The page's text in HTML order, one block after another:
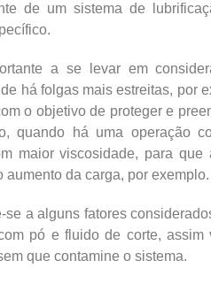
de um sistema de
a se levar em
há folgas mais estreitas, por
o objetivo de proteger e
quando há uma operação
maior viscosidade, para
aumento da carga, por exemplo.
se a alguns fatores
pó e fluido de corte, assim
que contamine o sistema.